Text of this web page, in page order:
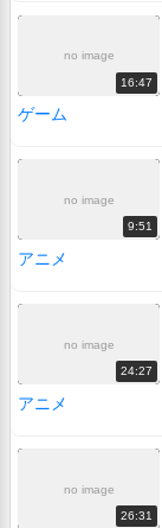
no image
16:47
ゲーム
no image
9:51
アニメ
no image
24:27
アニメ
no image
26:31